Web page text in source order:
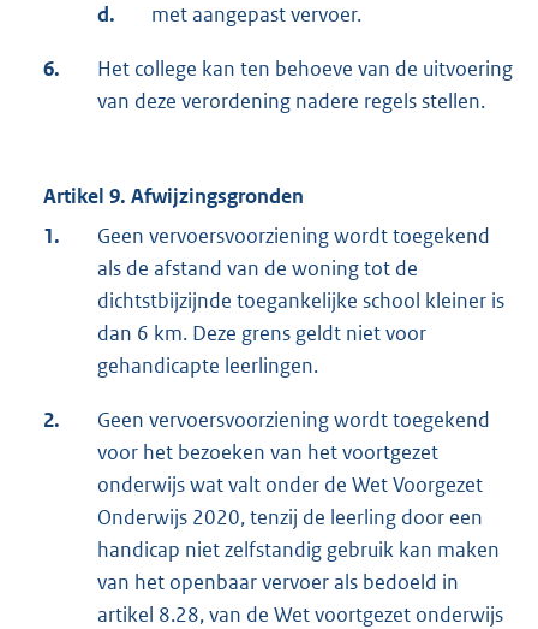
d. met aangepast vervoer.
6.
Het college kan ten behoeve van de uitvoering
van deze verordening nadere regels stellen.
Artikel 9. Afwijzingsgronden
1.
Geen vervoersvoorziening wordt toegekend
als de afstand van de woning tot de
dichtstbijzijnde toegankelijke school kleiner is
dan 6 km. Deze grens geldt niet voor
gehandicapte leerlingen.
2.
Geen vervoersvoorziening wordt toegekend
voor het bezoeken van het voortgezet
onderwijs wat valt onder de Wet Voorgezet
Onderwijs 2020, tenzij de leerling door een
handicap niet zelfstandig gebruik kan maken
van het openbaar vervoer als bedoeld in
artikel 8.28, van de Wet voortgezet onderwijs